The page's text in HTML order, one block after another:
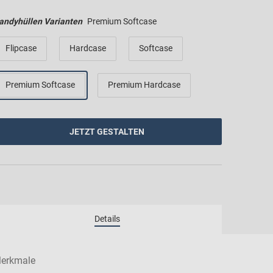
Varianten Premium Softcase
Flipcase Hardcase Softcase
Premium Softcase Premium Hardcase
JETZT GESTALTEN